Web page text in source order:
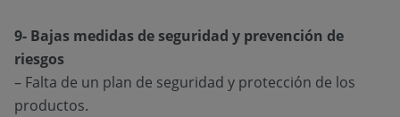
9- Bajas medidas de seguridad y prevención de
riesgos
– Falta de un plan de seguridad y protección de los
productos.